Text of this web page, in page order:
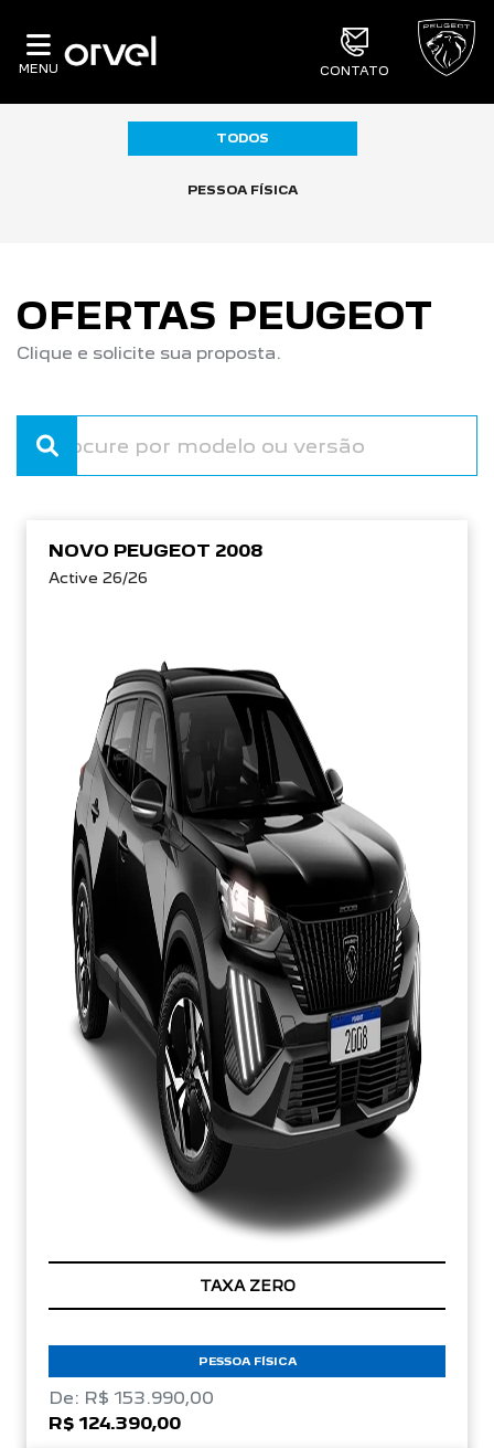
MENU CONTATO
TODOS
PESSOA FÍSICA
OFERTAS PEUGEOT
Clique e solicite sua proposta.
NOVO PEUGEOT 2008
Active 26/26
TAXA ZERO
PESSOA FÍSICA
De: R$ 153.990,00
R$ 124.390,00